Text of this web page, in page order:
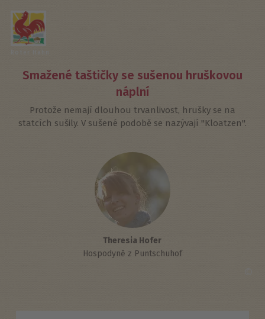
Smažené taštičky se sušenou hruškovou
náplní
Protože nemají dlouhou trvanlivost, hrušky se na
statcích sušily. V sušené podobě se nazývají "Kloatzen".
Theresia Hofer
Hospodyně z Puntschuhof